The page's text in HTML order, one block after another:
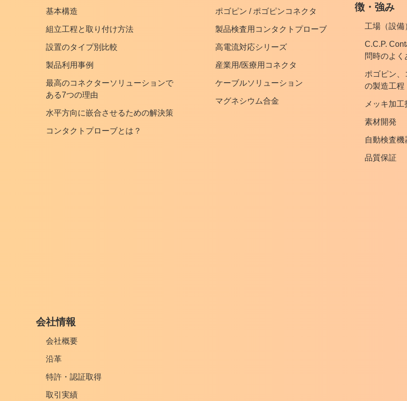
基本構造
組立工程と取り付け方法
設置のタイプ別比較
製品利用事例
最高のコネクターソリューションで
ある7つの理由
水平方向に嵌合させるための解決策
コンタクトプローブとは？
ポゴピン / ポゴピンコネクタ
製品検査用コンタクトプローブ
高電流対応シリーズ
産業用/医療用コネクタ
ケーブルソリューション
マグネシウム合金
徴・強み
工場（設備
C.C.P.
問時のよく
ポゴピン
の製造工程
メッキ加工
素材開発
自動検査機
品質保証
会社情報
会社概要
沿革
特許・認証取得
取引実績